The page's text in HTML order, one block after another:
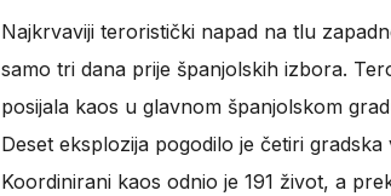
Najkrvaviji teroristički napad na tlu
samo tri dana prije španjolskih izbora.
posijala kaos u glavnom španjolskom
Deset eksplozija pogodilo je četiri
Koordinirani kaos odnio je 191 život, a